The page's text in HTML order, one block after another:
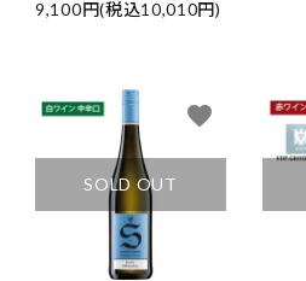
9,100円(税込10,010円)
SOLD OUT
favorite